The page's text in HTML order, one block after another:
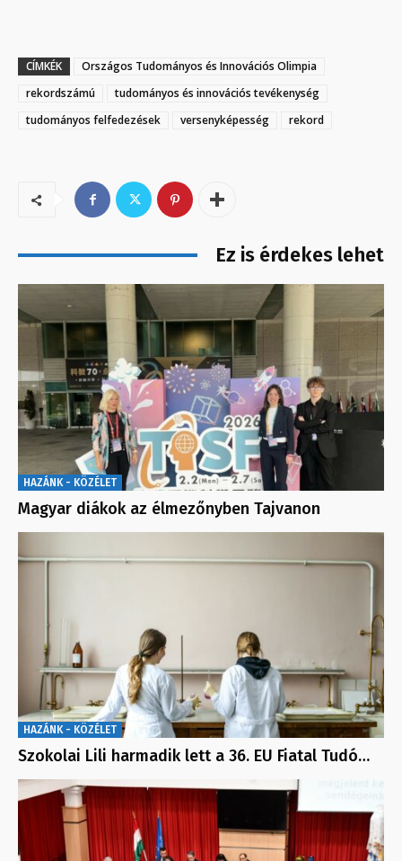
CÍMKÉK
Országos Tudományos és Innovációs Olimpia
rekordszámú
tudományos és innovációs tevékenység
tudományos felfedezések
versenyképesség rekord
Ez is érdekes lehet
HAZÁNK - KÖZÉLET
Magyar diákok az élmezőnyben Tajvanon
HAZÁNK - KÖZÉLET
Szokolai Lili harmadik lett a 36. EU Fiatal Tudó…